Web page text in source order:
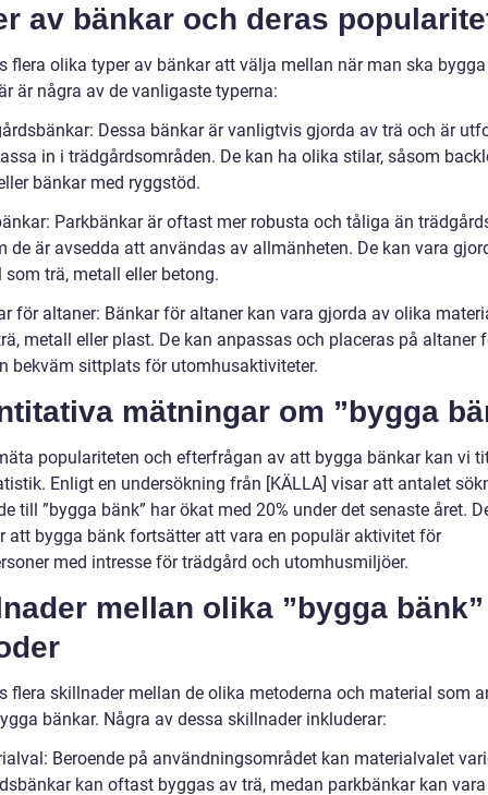
av bänkar och deras
flera olika typer av bänkar att välja mellan när man ska
är några av de vanligaste typerna:
Dessa bänkar är vanligtvis gjorda av trä och är
in i trädgårdsområden. De kan ha olika stilar, såsom
bänkar med ryggstöd.
Parkbänkar är oftast mer robusta och tåliga än
de är avsedda att användas av allmänheten. De kan vara
som trä, metall eller betong.
för altaner: Bänkar för altaner kan vara gjorda av olika
metall eller plast. De kan anpassas och placeras på altaner
bekväm sittplats för utomhusaktiviteter.
mätningar om ”bygga
populariteten och efterfrågan av att bygga bänkar kan vi
Enligt en undersökning från [KÄLLA] visar att antalet
till ”bygga bänk” har ökat med 20% under det senaste året.
att bygga bänk fortsätter att vara en populär aktivitet för
med intresse för trädgård och utomhusmiljöer.
mellan olika ”bygga bänk”
flera skillnader mellan de olika metoderna och material som
bänkar. Några av dessa skillnader inkluderar:
Beroende på användningsområdet kan materialvalet
kan oftast byggas av trä, medan parkbänkar kan